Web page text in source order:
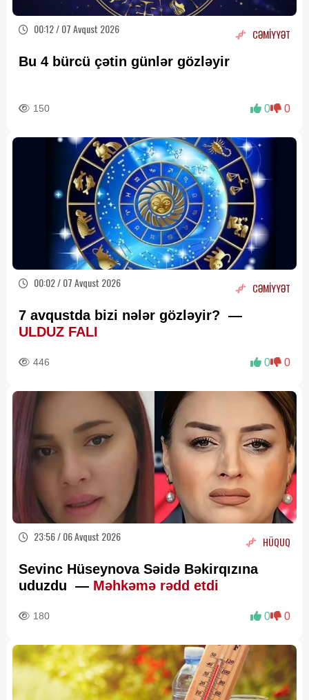
00:12 / 07 Avqust 2026 CƏMİYYƏT
Bu 4 bürcü çətin günlər gözləyir
150 0 0
00:02 / 07 Avqust 2026 CƏMİYYƏT
7 avqustda bizi nələr gözləyir? —
ULDUZ FALI
446 0 0
23:56 / 06 Avqust 2026 HÜQUQ
Sevinc Hüseynova Səidə Bəkirqızına
uduzdu — Məhkəmə rədd etdi
180 0 0